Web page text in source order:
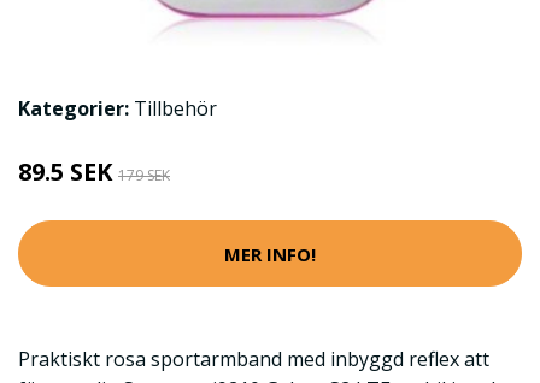
Kategorier: Tillbehör
89.5 SEK 179 SEK
MER INFO!
Praktiskt rosa sportarmband med inbyggd reflex att